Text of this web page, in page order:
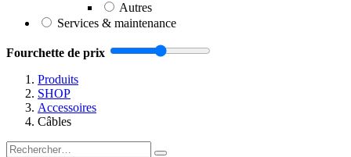
Autres
Services & maintenance
Fourchette de prix
Produits
SHOP
Accessoires
Câbles